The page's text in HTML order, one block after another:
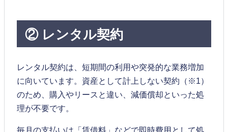
② レンタル契約
レンタル契約は、短期間の利用や突発的な業務増加
に向いています。資産として計上しない契約（※1）
のため、購入やリースと違い、減価償却といった処
理が不要です。
毎月の支払いは「賃借料」などで即時費用として処